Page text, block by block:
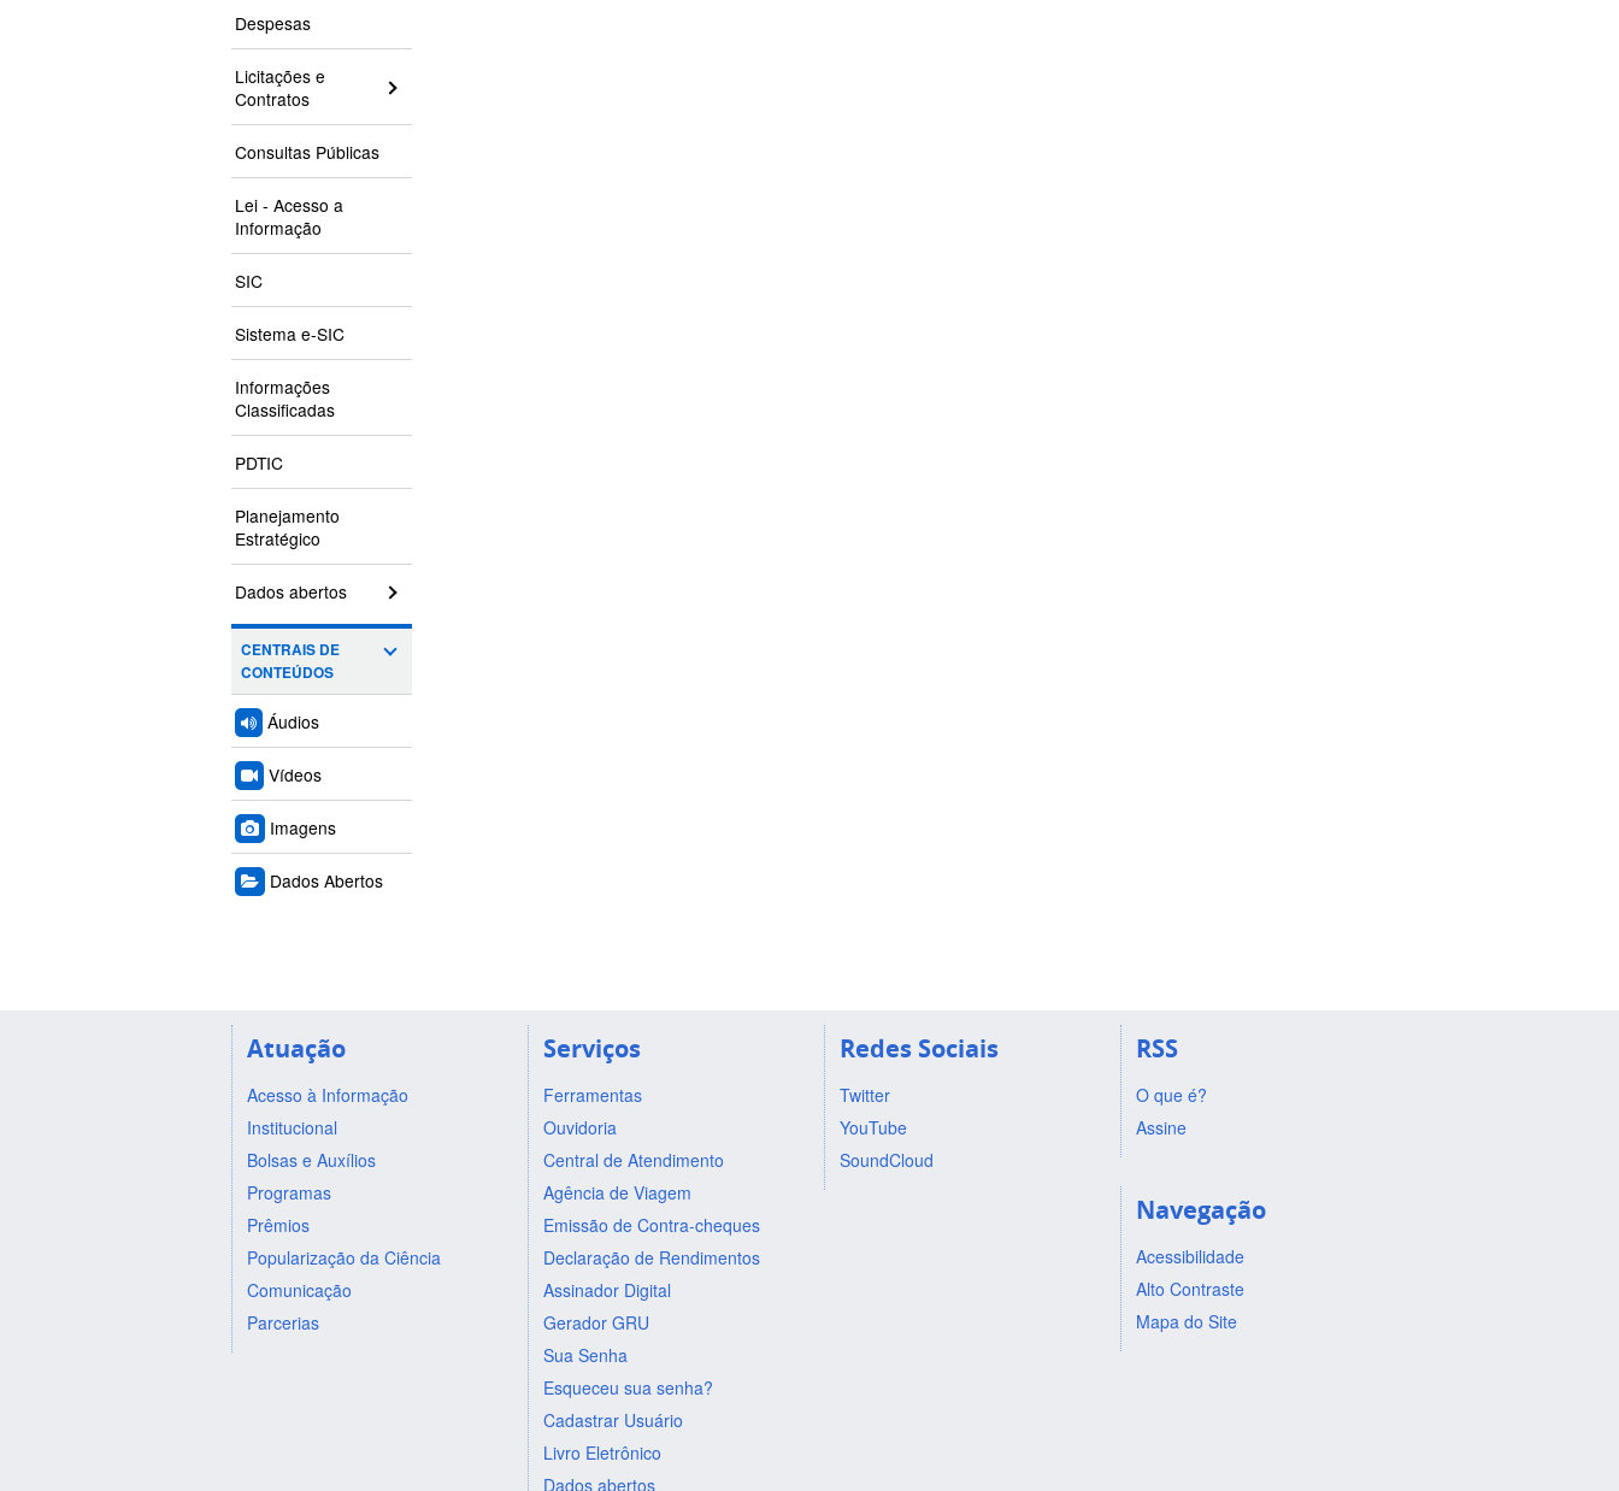
Despesas
Licitações e
Contratos
Consultas Públicas
Lei - Acesso a
Informação
SIC
Sistema e-SIC
Informações
Classificadas
PDTIC
Planejamento
Estratégico
Dados abertos
CENTRAIS DE
CONTEÚDOS
Áudios
Vídeos
Imagens
Dados Abertos
Atuação
Acesso à Informação
Institucional
Bolsas e Auxílios
Programas
Prêmios
Popularização da Ciência
Comunicação
Parcerias
Serviços
Ferramentas
Ouvidoria
Central de Atendimento
Agência de Viagem
Emissão de Contra-cheques
Declaração de Rendimentos
Assinador Digital
Gerador GRU
Sua Senha
Esqueceu sua senha?
Cadastrar Usuário
Livro Eletrônico
Dados abertos
Redes Sociais
Twitter
YouTube
SoundCloud
RSS
O que é?
Assine
Navegação
Acessibilidade
Alto Contraste
Mapa do Site